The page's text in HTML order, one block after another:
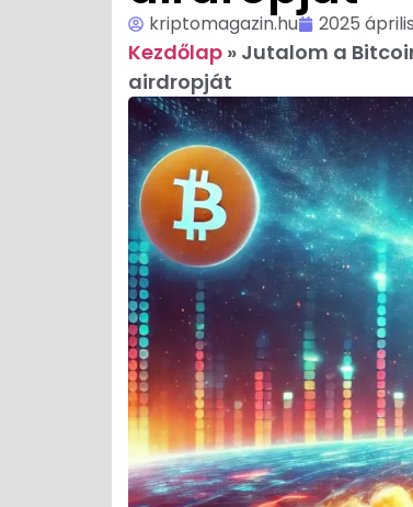
kriptomagazin.hu 2025
Kezdőlap » Jutalom a
airdropját